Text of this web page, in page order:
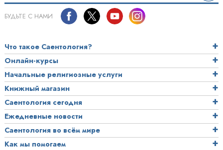
БУДЬТЕ С НАМИ
Что такое Саентология?
Онлайн-курсы
Начальные религиозные услуги
Книжный магазин
Саентология сегодня
Ежедневные новости
Саентология во всём мире
Как мы помогаем